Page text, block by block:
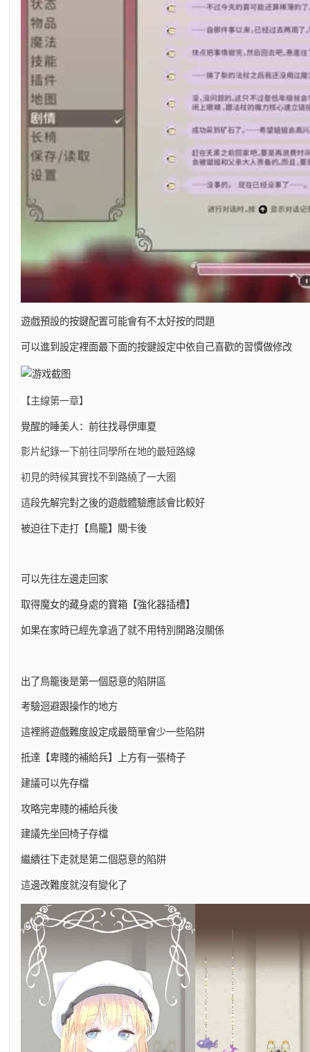
遊戲預設的按鍵配置可能會有不太好按的問題
可以進到設定裡面最下面的按鍵設定中依自己喜歡的習慣做修改
【主線第一章】
覺醒的睡美人：前往找尋伊庫夏
影片紀錄一下前往同學所在地的最短路線
初見的時候其實找不到路繞了一大圈
這段先解完對之後的遊戲體驗應該會比較好
被迫往下走打【鳥籠】關卡後
可以先往左邊走回家
取得魔女的藏身處的寶箱【強化器插槽】
如果在家時已經先拿過了就不用特別開路沒關係
出了鳥籠後是第一個惡意的陷阱區
考驗迴避跟操作的地方
這裡將遊戲難度設定成最簡單會少一些陷阱
抵達【卑賤的補給兵】上方有一張椅子
建議可以先存檔
攻略完卑賤的補給兵後
建議先坐回椅子存檔
繼續往下走就是第二個惡意的陷阱
這邊改難度就沒有變化了